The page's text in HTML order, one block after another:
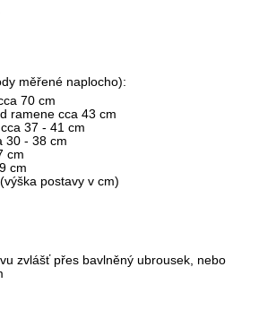
měřené naplocho):
70 cm
ramene cca 43 cm
37 - 41 cm
30 - 38 cm
cm
cm
postavy v cm)
zvlášť přes bavlněný ubrousek, nebo